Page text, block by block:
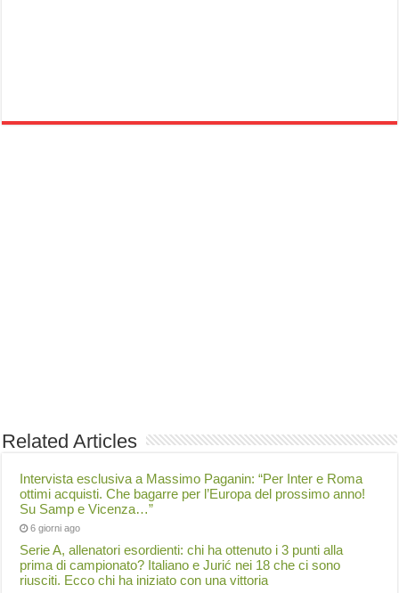
Related Articles
Intervista esclusiva a Massimo Paganin: “Per Inter e Roma
ottimi acquisti. Che bagarre per l’Europa del prossimo anno!
Su Samp e Vicenza…”
6 giorni ago
Serie A, allenatori esordienti: chi ha ottenuto i 3 punti alla
prima di campionato? Italiano e Jurić nei 18 che ci sono
riusciti. Ecco chi ha iniziato con una vittoria